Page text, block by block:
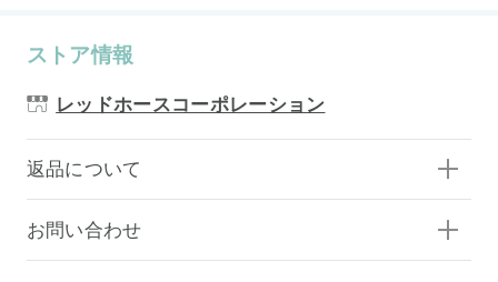
ストア情報
レッドホースコーポレーション
返品について
お問い合わせ